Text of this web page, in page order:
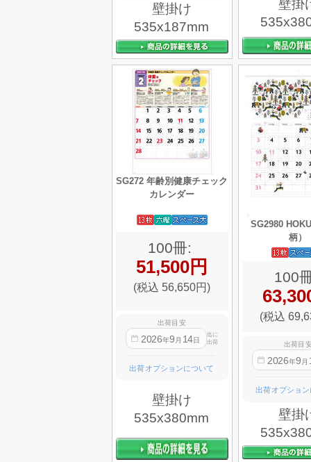
壁掛け
535x187mm
壁掛
SG272 年齢別健康チェック
カレンダー
100冊:
51,500円
(税込 56,650円)
出荷目安
2026年9 月 14日
迄に
出荷
出荷オプションについて
壁掛け
535x380mm
SG2980
柄）
100
(税込
出荷目
2026年9 月
出荷オプショ
壁掛